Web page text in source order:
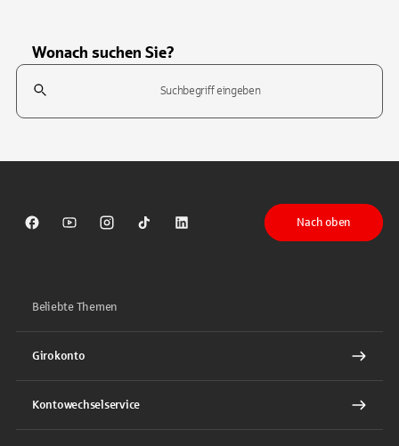
Wonach suchen Sie?
Suchfeld
Sparkasse auf Facebook
Sparkasse auf Youtube
Sparkasse auf Instagram
Sparkasse auf TikTok
Sparkasse auf LinkedIn
Nach oben
Beliebte Themen
Girokonto
Kontowechselservice